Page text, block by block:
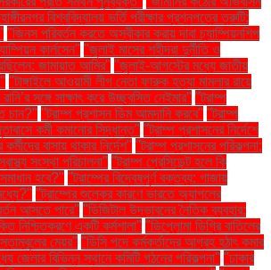
বিশ্ববিদ্যালয় ভর্তি পরীক্ষার প্রশ্নপত্রে ত্রুটি:
"জিনস পরিবর্তন করতে অস্বীকার করায় দাবা চ্যাম্পিয়নশিপ
কার্লসেন" "জুলাই মাসের শহীদরা দুর্নীতি ও
জামায়াত আমির" "জুলাই-আগস্টের মধ্যে জাতীয়
"টাঙ্গাইলে আওয়ামী লীগ নেতা ফারুক হত্যা মামলার রায়ে
সঙ্গে সাক্ষাৎ করে উচ্ছ্বসিত নেইমার" "ট্রাম্প
চান?" "ট্রাম্প প্রশাসন ডিম আমদানি করবে" "ট্রাম্প
কর্মী কমানোর সিদ্ধান্ত" "ট্রাম্প প্রশাসনের নির্দেশে
বাসায় থাকার নির্দেশ" "ট্রাম্প প্রশাসনের পরিকল্পনা:
সংস্থা পরিচালনা" "ট্রাম্প প্রেসিডেন্ট হলে কি
হবে?" "ট্রাম্পের বিদ্বেষপূর্ণ বক্তব্য: গাজায়
"ট্রাম্পের শুল্কের কারণে ভারতে অ্যাপলের
আসতে পারে" "ডিজিটাল উদ্ভাবনের নৈতিক ব্যবহার:
নিশ্চিতকরণে একটি কর্মশালা" "ডিপ্লোমা ডিগ্রি বাতিলের
মেয়র" "ডিসি পদে কর্মকর্তাদের আগ্রহ হঠাৎ কমার
জেলার বিভিন্ন স্থানে কমিটি গঠনের পরিকল্পনা" "ঢাকার